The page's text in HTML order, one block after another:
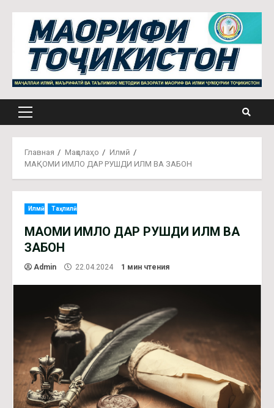
Главная Мақолаҳо
Илмӣ
МАҚОМИ ИМЛО ДАР РУШДИ ИЛМ ВА ЗАБОН
Илмӣ Таҳлилӣ
МАҚОМИ ИМЛО ДАР РУШДИ ИЛМ ВА
ЗАБОН
Admin 22.04.2024 1 мин чтения